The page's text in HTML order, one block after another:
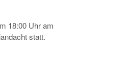
18:00 Uhr am
statt.